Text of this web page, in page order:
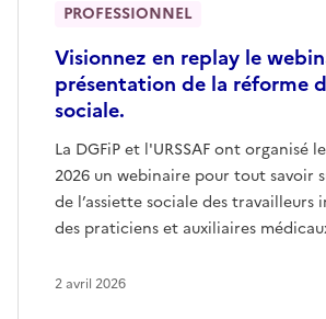
Visionnez en replay le
présentation de la réforme
sociale.
La DGFiP et l'URSSAF ont organisé
2026 un webinaire pour tout savoir
de l’assiette sociale des travailleurs
des praticiens et auxiliaires
PROFESSIONNEL
2 avril 2026